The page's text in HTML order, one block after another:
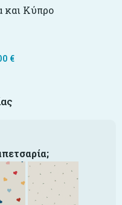
και Κύπρο
€